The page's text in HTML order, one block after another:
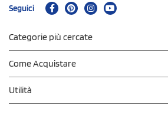
Seguici
Categorie più cercate
Come Acquistare
Utilità